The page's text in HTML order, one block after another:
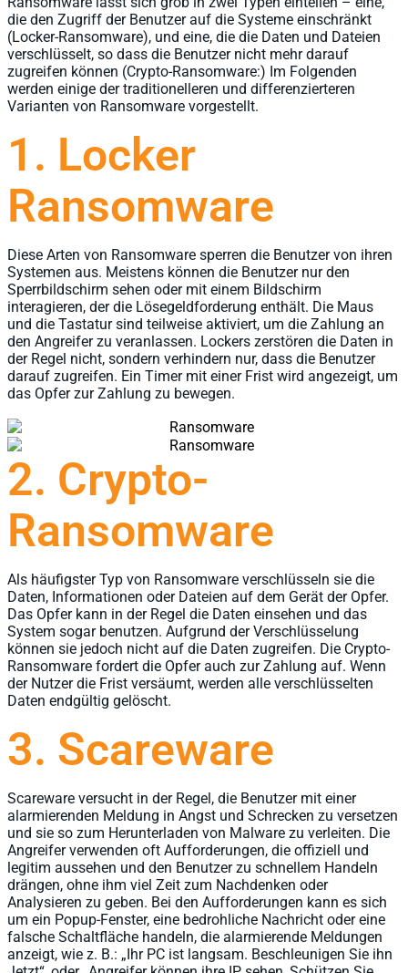
die den Zugriff der Benutzer auf die Systeme einschränkt
(Locker-Ransomware), und eine, die die Daten und Dateien
verschlüsselt, so dass die Benutzer nicht mehr darauf
zugreifen können (Crypto-Ransomware:) Im Folgenden
werden einige der traditionelleren und differenzierteren
Varianten von Ransomware vorgestellt.
1. Locker
Ransomware
Diese Arten von Ransomware sperren die Benutzer von ihren
Systemen aus. Meistens können die Benutzer nur den
Sperrbildschirm sehen oder mit einem Bildschirm
interagieren, der die Lösegeldforderung enthält. Die Maus
und die Tastatur sind teilweise aktiviert, um die Zahlung an
den Angreifer zu veranlassen. Lockers zerstören die Daten in
der Regel nicht, sondern verhindern nur, dass die Benutzer
darauf zugreifen. Ein Timer mit einer Frist wird angezeigt, um
das Opfer zur Zahlung zu bewegen.
2. Crypto-
Ransomware
Als häufigster Typ von Ransomware verschlüsseln sie die
Daten, Informationen oder Dateien auf dem Gerät der Opfer.
Das Opfer kann in der Regel die Daten einsehen und das
System sogar benutzen. Aufgrund der Verschlüsselung
können sie jedoch nicht auf die Daten zugreifen. Die Crypto-
Ransomware fordert die Opfer auch zur Zahlung auf. Wenn
der Nutzer die Frist versäumt, werden alle verschlüsselten
Daten endgültig gelöscht.
3. Scareware
Scareware versucht in der Regel, die Benutzer mit einer
alarmierenden Meldung in Angst und Schrecken zu versetzen
und sie so zum Herunterladen von Malware zu verleiten. Die
Angreifer verwenden oft Aufforderungen, die offiziell und
legitim aussehen und den Benutzer zu schnellem Handeln
drängen, ohne ihm viel Zeit zum Nachdenken oder
Analysieren zu geben. Bei den Aufforderungen kann es sich
um ein Popup-Fenster, eine bedrohliche Nachricht oder eine
falsche Schaltfläche handeln, die alarmierende Meldungen
anzeigt, wie z. B.: „Ihr PC ist langsam. Beschleunigen Sie ihn